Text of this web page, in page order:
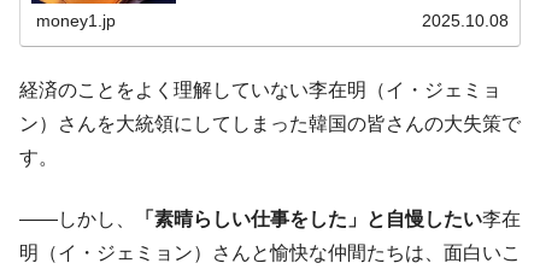
く空港に詰めかけ「出て行け！」「極右勢力」のプラカー
ドを掲げる「在韓反米勢力」
『Money1』
韓国政府「2035年までに18.4GW規模のAIデ
『Money1』
『Money1』
韓国『国民年金公団』株価暴落で200兆蒸
発。
money1.jp 2025.10.08
経済のことをよく理解していない李在明（イ・ジェミョ
ン）さんを大統領にしてしまった韓国の皆さんの大失策で
す。
――しかし、 「素晴らしい仕事をした」と自慢したい李在
明（イ・ジェミョン）さんと愉快な仲間たちは、面白いこ